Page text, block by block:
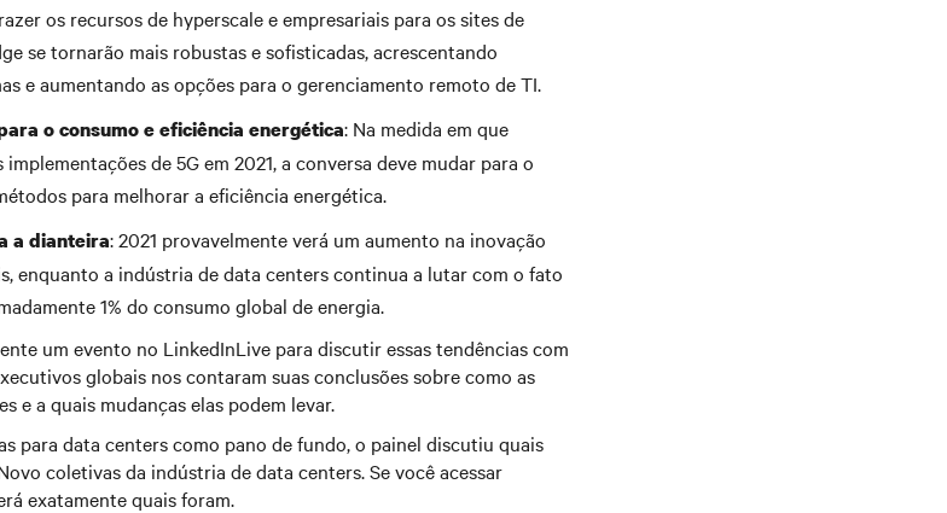
os recursos de hyperscale e empresariais para os sites de
se tornarão mais robustas e sofisticadas, acrescentando
e aumentando as opções para o gerenciamento remoto de TI.
o consumo e eficiência energética: Na medida em que
de 5G em 2021, a conversa deve mudar para o
para melhorar a eficiência energética.
a dianteira: 2021 provavelmente verá um aumento na inovação
enquanto a indústria de data centers continua a lutar com o fato
1% do consumo global de energia.
um evento no LinkedInLive para discutir essas tendências com
globais nos contaram suas conclusões sobre como as
e a quais mudanças elas podem levar.
para data centers como pano de fundo, o painel discutiu quais
coletivas da indústria de data centers. Se você acessar
exatamente quais foram.